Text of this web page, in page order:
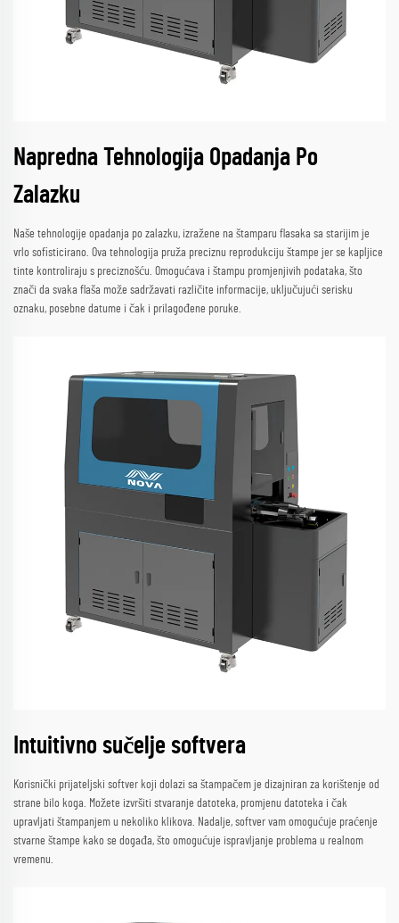
Napredna Tehnologija Opadanja Po
Zalazku
Naše tehnologije opadanja po zalazku, izražene na štamparu flasaka sa starijim je
vrlo sofisticirano. Ova tehnologija pruža preciznu reprodukciju štampe jer se kapljice
tinte kontroliraju s preciznošću. Omogućava i štampu promjenjivih podataka, što
znači da svaka flaša može sadržavati različite informacije, uključujući serisku
oznaku, posebne datume i čak i prilagođene poruke.
Intuitivno sučelje softvera
Korisnički prijateljski softver koji dolazi sa štampačem je dizajniran za korištenje od
strane bilo koga. Možete izvršiti stvaranje datoteka, promjenu datoteka i čak
upravljati štampanjem u nekoliko klikova. Nadalje, softver vam omogućuje praćenje
stvarne štampe kako se događa, što omogućuje ispravljanje problema u realnom
vremenu.